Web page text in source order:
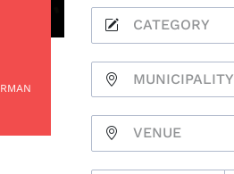
CATEGORY
MUNICIPALITY
VENUE